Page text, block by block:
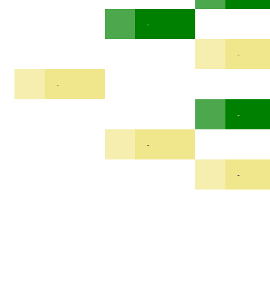
-
-
-
-
-
-